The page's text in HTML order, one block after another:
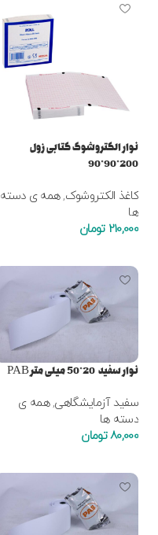
نوار الکتروشوک کتابی زول
200*90*90
کاغذ الکتروشوک,همه ی دسته
ها
210,000 تومان
نوار سفید 20*50 میلی متر PAB
سفید آزمایشگاهی,همه ی
دسته ها
80,000 تومان